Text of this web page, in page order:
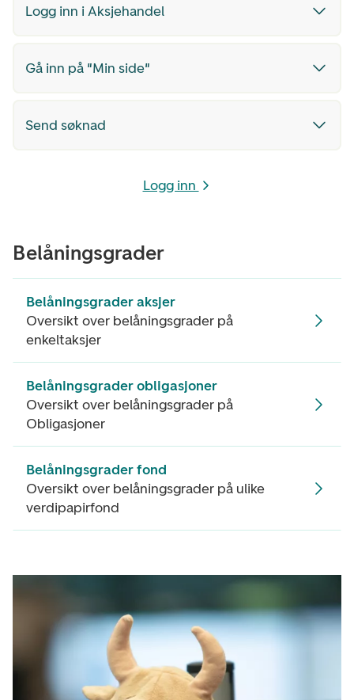
Logg inn i Aksjehandel
Gå inn på "Min side"
Send søknad
Logg inn
Belåningsgrader
Belåningsgrader aksjer
Oversikt over belåningsgrader på
enkeltaksjer
Belåningsgrader obligasjoner
Oversikt over belåningsgrader på
Obligasjoner
Belåningsgrader fond
Oversikt over belåningsgrader på ulike
verdipapirfond